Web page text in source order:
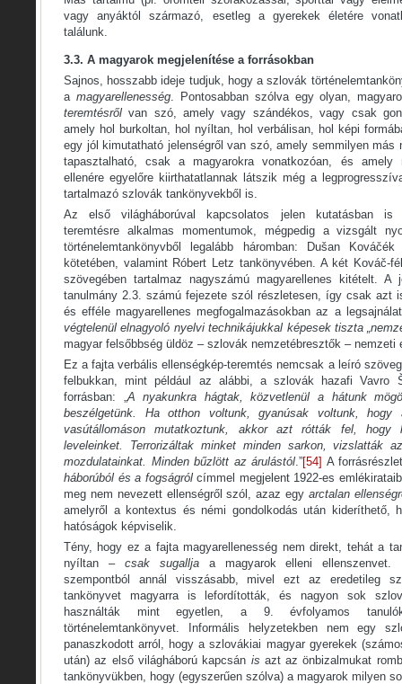
vagy anyáktól származó, esetleg a gyerekek életére
találunk.
3.3. A magyarok megjelenítése a forrásokban
Sajnos, hosszabb ideje tudjuk, hogy a szlovák
a magyarellenesség. Pontosabban szólva egy olyan,
teremtésrőlvan szó, amely vagy szándékos, vagy csak
amely hol burkoltan, hol nyíltan, hol verbálisan, hol képi
egy jól kimutatható jelenségről van szó, amely semmilyen más
tapasztalható, csak a magyarokra vonatkozóan, és amely
ellenére egyelőre kiirthatatlannak látszik még a
tartalmazó szlovák tankönyvekből is.
Az első világháborúval kapcsolatos jelen kutatásban is
teremtésre alkalmas momentumok, mégpedig a vizsgált
történelemtankönyvből legalább háromban: Dušan
kötetében, valamint Róbert Letz tankönyvében. A két Kováč-
szövegében tartalmaz nagyszámú magyarellenes kitételt. A
tanulmány 2.3. számú fejezete szól részletesen, így csak azt
és efféle magyarellenes megfogalmazásokban az a
végtelenül elnagyoló nyelvi technikájukkal képesek tiszta
magyar felsőbbség üldöz – szlovák nemzetébresztők – nemzeti
Ez a fajta verbális ellenségkép-teremtés nemcsak a leíró
felbukkan, mint például az alábbi, a szlovák hazafi Vavro
forrásban: „ A nyakunkra hágtak, közvetlenül a hátunk
beszélgetünk. Ha otthon voltunk, gyanúsak voltunk, hogy
vasútállomáson mutatkoztunk, akkor azt rótták fel, hogy
leveleinket. Terrorizáltak minket minden sarkon, vizslatták
mozdulatainkat. Minden bűzlött az árulástól .”[54] A
háborúból és a fogságról címmel megjelent 1922-es
meg nem nevezett ellenségről szól, azaz egy arctalan
amelyről a kontextus és némi gondolkodás után kideríthető,
hatóságok képviselik.
Tény, hogy ez a fajta magyarellenesség nem direkt, tehát a
nyíltan – csak sugallja a magyarok elleni ellenszenvet.
szempontból annál visszásabb, mivel ezt az eredetileg
tankönyvet magyarra is lefordították, és nagyon sok
használták mint egyetlen, a 9. évfolyamos
történelemtankönyvet. Informális helyzetekben nem egy
panaszkodott arról, hogy a szlovákiai magyar gyerekek
után) az első világháború kapcsán is azt az önbizalmukat
tankönyvükben, hogy (egyszerűen szólva) a magyarok milyen